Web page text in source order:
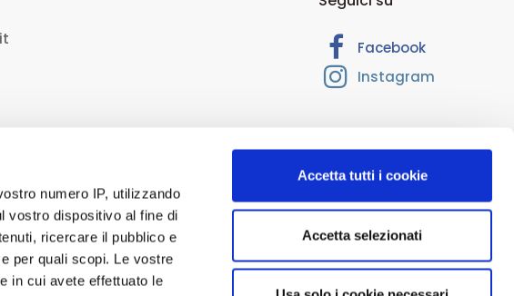
numero IP, utilizzando
vostro dispositivo al fine di
ricercare il pubblico e
per quali scopi. Le vostre
in cui avete effettuato le
Accetta tutti i cookie
Accetta selezionati
Facebook
Instagram
12432541006REA: RM-1374205. Cap. Soc. Euro 10.000,00. Interamente versato.
medicazioni per uso esterno, nonché tutti i contenuti del sito www.ecofarma.it